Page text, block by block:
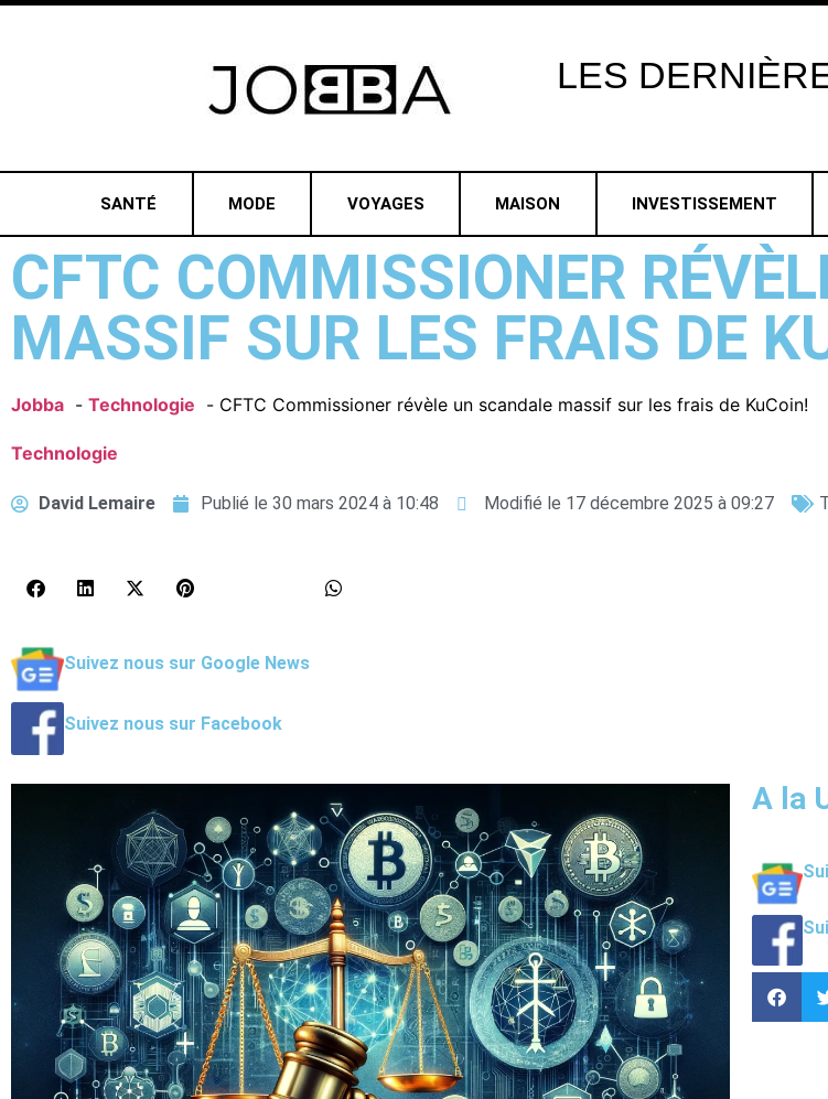
LES
SANTÉ MODE VOYAGES MAISON INVESTISSEMENT
CFTC COMMISSIONER
MASSIF SUR LES FRAIS DE
Jobba Technologie CFTC Commissioner révèle un scandale massif sur les frais de KuCoin!
Technologie
David Lemaire Publié le 30 mars 2024 à 10:48 Modifié le 17 décembre 2025 à 09:27
Suivez nous sur Google News
Suivez nous sur Facebook
A la